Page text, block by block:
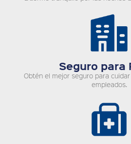
Seguro para
Obtén el mejor seguro para
empleados.